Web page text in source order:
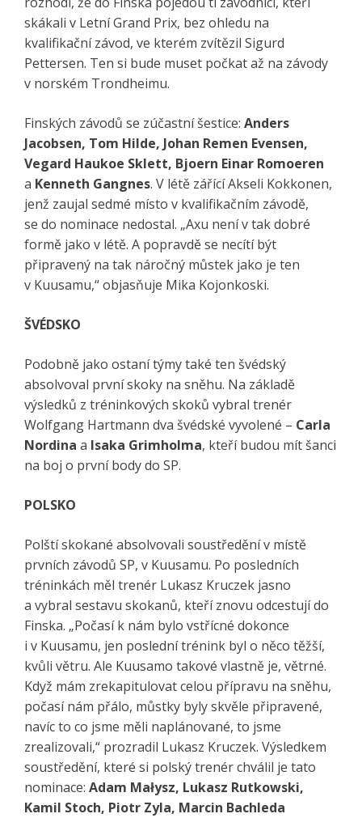
skákali v Letní Grand Prix, bez ohledu na
kvalifikační závod, ve kterém zvítězil Sigurd
Pettersen. Ten si bude muset počkat až na závody
v norském Trondheimu.
Finských závodů se zúčastní šestice: Anders
Jacobsen, Tom Hilde, Johan Remen Evensen,
Vegard Haukoe Sklett, Bjoern Einar Romoeren
a Kenneth Gangnes. V létě zářící Akseli Kokkonen,
jenž zaujal sedmé místo v kvalifikačním závodě,
se do nominace nedostal. „Axu není v tak dobré
formě jako v létě. A popravdě se necítí být
připravený na tak náročný můstek jako je ten
v Kuusamu,“ objasňuje Mika Kojonkoski.
ŠVÉDSKO
Podobně jako ostaní týmy také ten švédský
absolvoval první skoky na sněhu. Na základě
výsledků z tréninkových skoků vybral trenér
Wolfgang Hartmann dva švédské vyvolené – Carla
Nordina a Isaka Grimholma, kteří budou mít šanci
na boj o první body do SP.
POLSKO
Polští skokané absolvovali soustředění v místě
prvních závodů SP, v Kuusamu. Po posledních
tréninkách měl trenér Lukasz Kruczek jasno
a vybral sestavu skokanů, kteří znovu odcestují do
Finska. „Počasí k nám bylo vstřícné dokonce
i v Kuusamu, jen poslední trénink byl o něco těžší,
kvůli větru. Ale Kuusamo takové vlastně je, větrné.
Když mám zrekapitulovat celou přípravu na sněhu,
počasí nám přálo, můstky byly skvěle připravené,
navíc to co jsme měli naplánované, to jsme
zrealizovali,“ prozradil Lukasz Kruczek. Výsledkem
soustředění, které si polský trenér chválil je tato
nominace: Adam Małysz, Lukasz Rutkowski,
Kamil Stoch, Piotr Zyla, Marcin Bachleda